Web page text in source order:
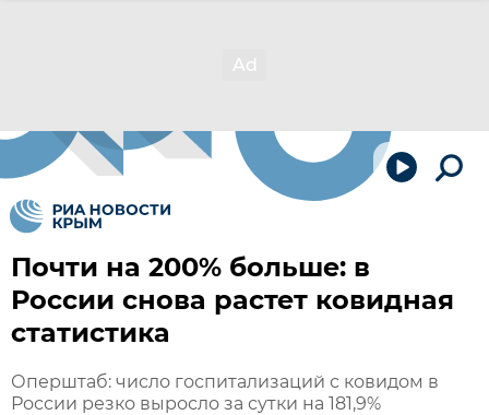
Почти на 200% больше: в
России снова растет ковидная
статистика
Оперштаб: число госпитализаций с ковидом в
России резко выросло за сутки на 181,9%